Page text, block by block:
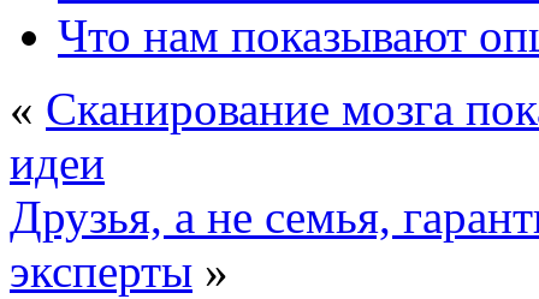
Что нам показывают
« Сканирование мозга
идеи
Друзья, а не семья,
эксперты »